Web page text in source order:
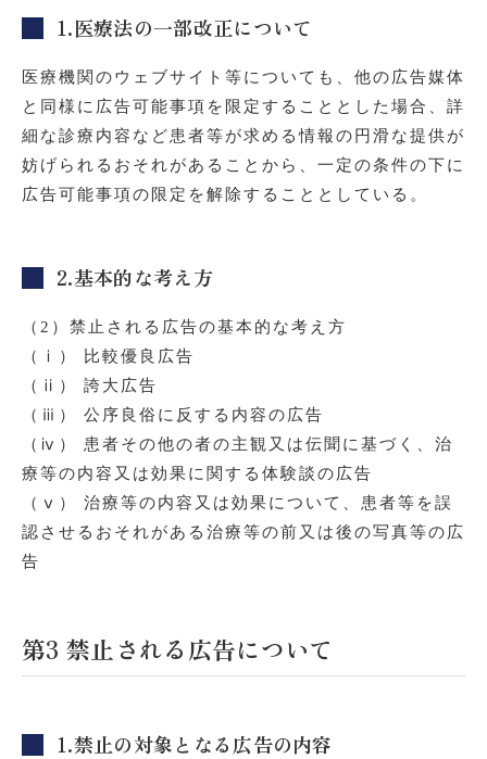
1.医療法の一部改正について
医療機関のウェブサイト等についても、他の広告媒体
と同様に広告可能事項を限定することとした場合、詳
細な診療内容など患者等が求める情報の円滑な提供が
妨げられるおそれがあることから、一定の条件の下に
広告可能事項の限定を解除することとしている。
2.基本的な考え方
（2）禁止される広告の基本的な考え方
（ⅰ） 比較優良広告
（ⅱ） 誇大広告
（ⅲ） 公序良俗に反する内容の広告
（ⅳ） 患者その他の者の主観又は伝聞に基づく、治
療等の内容又は効果に関する体験談の広告
（ⅴ） 治療等の内容又は効果について、患者等を誤
認させるおそれがある治療等の前又は後の写真等の広
告
第3 禁止される広告について
1.禁止の対象となる広告の内容